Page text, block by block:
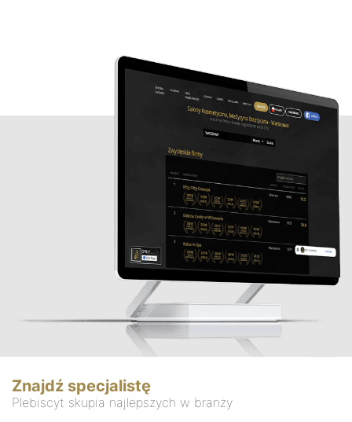
Znajdź specjalistę
Plebiscyt skupia najlepszych w branży